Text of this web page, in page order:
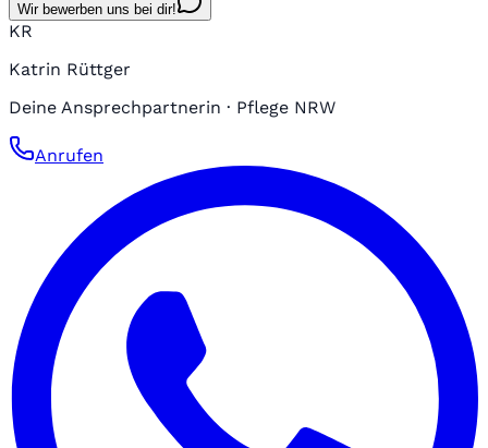
Wir bewerben uns bei dir!
KR
Katrin Rüttger
Deine Ansprechpartnerin · Pflege NRW
Anrufen